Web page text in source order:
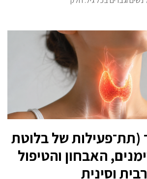
(תת־פעילות של בלוטת
האבחון והטיפול
וסינית